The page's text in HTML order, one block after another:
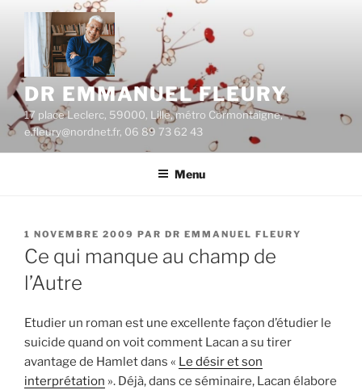
Aller
contenu
principal
DR EMMANUEL FLEURY
17 place Leclerc, 59000, Lille, métro Cormontaigne,
e.fleury@nordnet.fr, 06 89 73 62 43
Menu
PUBLIÉ
LE
1 NOVEMBRE 2009 PAR DR EMMANUEL FLEURY
Ce qui manque au champ de
l’Autre
Etudier un roman est une excellente façon d’étudier le
suicide quand on voit comment Lacan a su tirer
avantage de Hamlet dans « Le désir et son
interprétation ». Déjà, dans ce séminaire, Lacan élabore